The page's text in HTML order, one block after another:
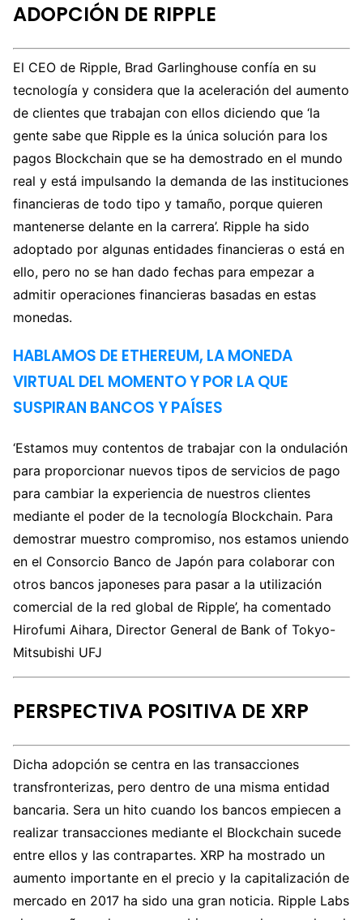
ADOPCIÓN DE RIPPLE
El CEO de Ripple, Brad Garlinghouse confía en su
tecnología y considera que la aceleración del aumento
de clientes que trabajan con ellos diciendo que ‘la
gente sabe que Ripple es la única solución para los
pagos Blockchain que se ha demostrado en el mundo
real y está impulsando la demanda de las instituciones
financieras de todo tipo y tamaño, porque quieren
mantenerse delante en la carrera’. Ripple ha sido
adoptado por algunas entidades financieras o está en
ello, pero no se han dado fechas para empezar a
admitir operaciones financieras basadas en estas
monedas.
HABLAMOS DE ETHEREUM, LA MONEDA
VIRTUAL DEL MOMENTO Y POR LA QUE
SUSPIRAN BANCOS Y PAÍSES
‘Estamos muy contentos de trabajar con la ondulación
para proporcionar nuevos tipos de servicios de pago
para cambiar la experiencia de nuestros clientes
mediante el poder de la tecnología Blockchain. Para
demostrar muestro compromiso, nos estamos uniendo
en el Consorcio Banco de Japón para colaborar con
otros bancos japoneses para pasar a la utilización
comercial de la red global de Ripple’, ha comentado
Hirofumi Aihara, Director General de Bank of Tokyo-
Mitsubishi UFJ
PERSPECTIVA POSITIVA DE XRP
Dicha adopción se centra en las transacciones
transfronterizas, pero dentro de una misma entidad
bancaria. Sera un hito cuando los bancos empiecen a
realizar transacciones mediante el Blockchain sucede
entre ellos y las contrapartes. XRP ha mostrado un
aumento importante en el precio y la capitalización de
mercado en 2017 ha sido una gran noticia. Ripple Labs